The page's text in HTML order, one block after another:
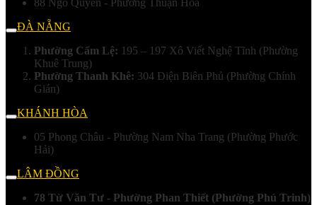
88 Ngô Quyền - Phường Thuận Hoá
ĐÀ NẴNG
Phường Cẩm Lệ: 195 – 197 Xô Viết Nghệ Tĩnh (Phường
Khuê Trung)
Phường Thanh Khê: 304 Điện Biên Phủ (Phường Chính
Gián)
KHÁNH HÒA
05 Phong Châu - Phường Nam Nha Trang (Phường Phước
Hải)
LÂM ĐỒNG
78 Từ Văn Tư - Phường Phan Thiết (Phường Phú Trinh)